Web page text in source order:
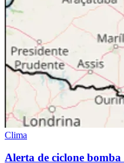
Clima
Alerta de ciclone